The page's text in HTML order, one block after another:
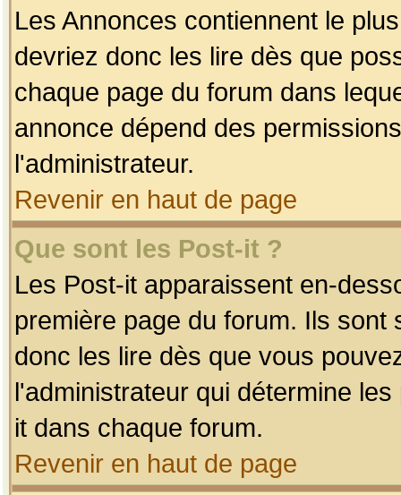
Les Annonces contiennent le
devriez donc les lire dès que
chaque page du forum dans
annonce dépend des
l'administrateur.
Revenir en haut de page
Que sont les Post-it ?
Les Post-it apparaissent en-
première page du forum. Ils
donc les lire dès que vous
l'administrateur qui détermine
it dans chaque forum.
Revenir en haut de page